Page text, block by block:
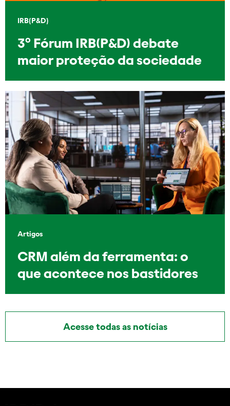
IRB(P&D)
3º Fórum IRB(P&D) debate
maior proteção da sociedade
Artigos
CRM além da ferramenta: o
que acontece nos bastidores
Acesse todas as notícias